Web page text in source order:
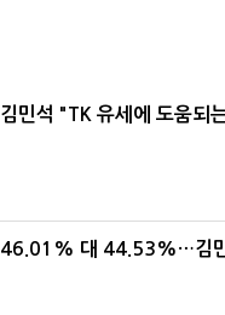
김민석 "TK 유세에 도움되
46.01% 대 44.53%…김민